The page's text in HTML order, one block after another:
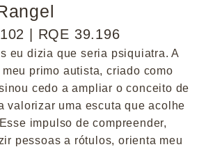
| RQE 39.196
eu dizia que seria psiquiatra. A
primo autista, criado como
cedo a ampliar o conceito de
valorizar uma escuta que acolhe
impulso de compreender,
pessoas a rótulos, orienta meu